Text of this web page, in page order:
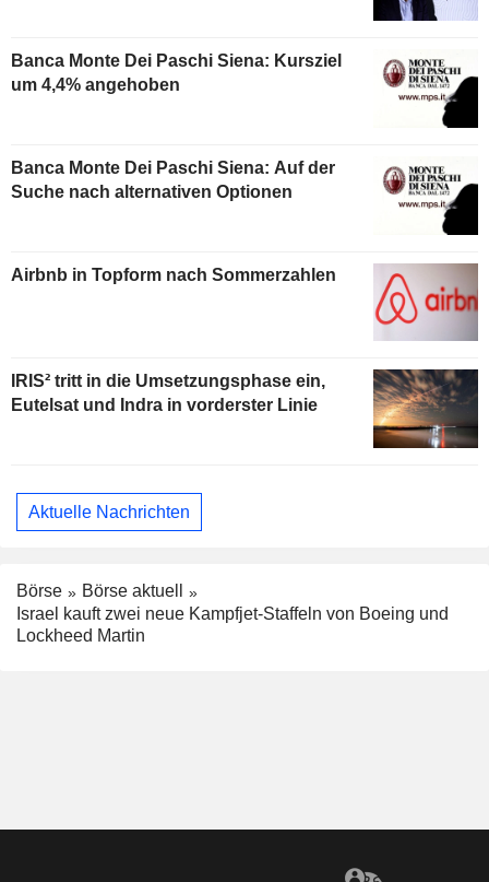
Banca Monte Dei Paschi Siena: Kursziel
um 4,4% angehoben
Banca Monte Dei Paschi Siena: Auf der
Suche nach alternativen Optionen
Airbnb in Topform nach Sommerzahlen
IRIS² tritt in die Umsetzungsphase ein,
Eutelsat und Indra in vorderster Linie
Aktuelle Nachrichten
Börse
Börse aktuell
Israel kauft zwei neue Kampfjet-Staffeln von Boeing und
Lockheed Martin